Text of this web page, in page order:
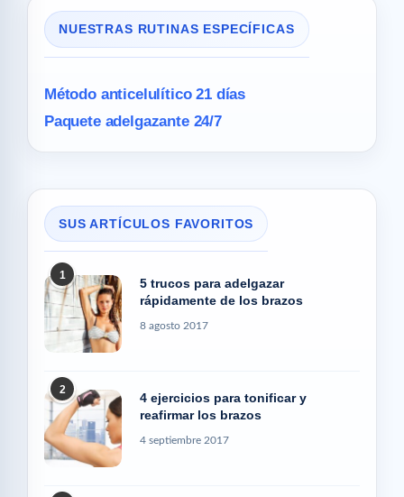
NUESTRAS RUTINAS ESPECÍFICAS
Método anticelulítico 21 días
Paquete adelgazante 24/7
SUS ARTÍCULOS FAVORITOS
1
5 trucos para adelgazar
rápidamente de los brazos
8 agosto 2017
2
4 ejercicios para tonificar y
reafirmar los brazos
4 septiembre 2017